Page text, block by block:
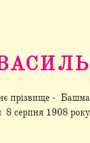
прізвище -
серпня 1908 року